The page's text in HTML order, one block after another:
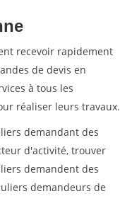
recevoir rapidement
de devis en
à tous les
réaliser leurs travaux.
demandant des
d'activité, trouver
demandent des
demandeurs de